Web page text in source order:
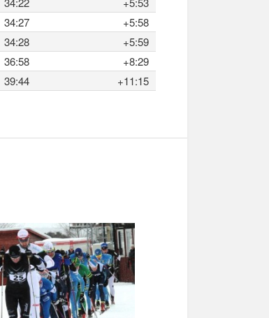
34:27
+5:58
34:28
+5:59
36:58
+8:29
39:44 +11:15